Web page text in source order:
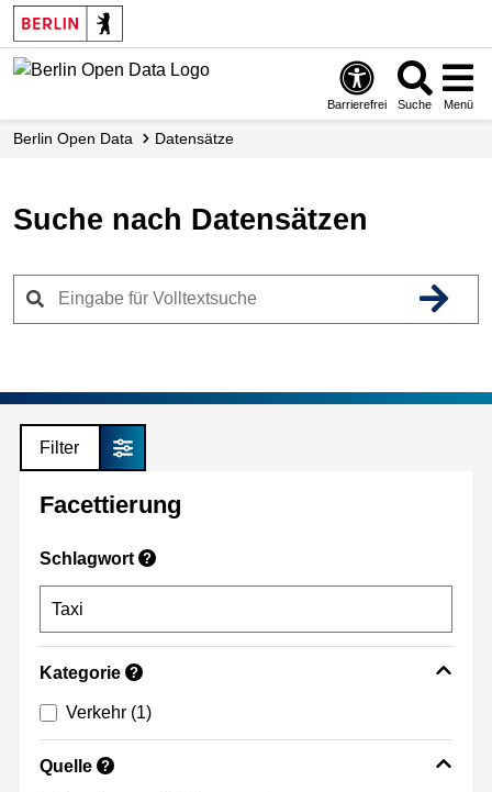
Skip
to
main
Barrierefrei Suche Menü
Berlin Open Data Datensätze
Suche nach Datensätzen
Filter
Facettierung
Schlagwort ?
Kategorie ?
Verkehr (1)
Quelle ?